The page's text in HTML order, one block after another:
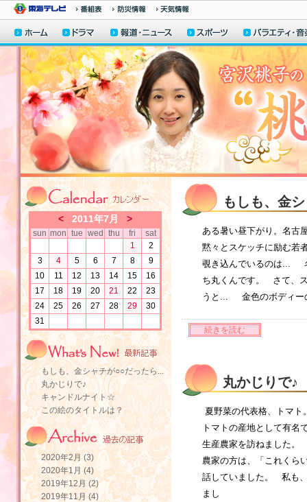
もしも、金
ある暑い昼下がり。名古
黙々とスケッチに励む若
覗き込んでいるのは...
ち丸くんです。 さて、
うと... 金色のボディー
続きを読む
丸かじりで♪
夏野菜の代表格、トマ
トマトの産地として有
生産農家を訪ねました。
農家の方は、「これくら
話していました。 私も
まし
< 2011年7月 >
sun mon tue wed thu fri
sat
1
2
3
4 5 6 7 8
9
10
11 12 13 14 15
16
17
18 19 20 21 22
23
24
25 26 27 28 29
30
31
もしも、金シャチが○○だったら...
丸かじりで♪
キャンドルナイト☆
この絵のタイトルは？
2020年2月 (3)
2020年1月 (4)
2019年12月 (2)
2019年11月 (4)